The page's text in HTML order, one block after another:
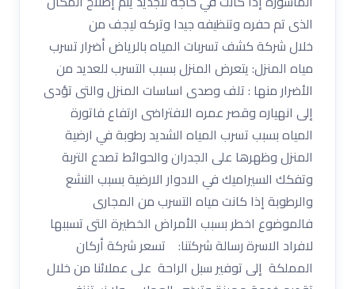
الذى تم حفره وتنظيفه جيدا وتركه ليجف من
خلال شركة كشف تسربات المياه بالرياض أضرار تسرب
مياه المنزل: يتعرض المنزل بسبب التسرب للعديد من
الأضرار منها : تلف وصدى اساسات المنزل والتى تؤدى
إلى انهياره وقصر عمره الافتراضى ارتفاع فاتورة
المياه بسبب تسرب المياه الشديد رطوبة في ارضية
المنزل وظهرها على الجدران والحوائط تصدع التربة
وتفكك السيراميك في الادوار الارضية بسبب النشع
والرطوبة إذا كانت مياه التسرب من المجارى
فالموضوع اخطر بسبب الأمراض الخطيرة التى تسببها
لافراد الاسرة رسالة شركتنا: تسعر شركة أركان
المملكة إلى توفير سبل الراحة على عملائنا من خلال